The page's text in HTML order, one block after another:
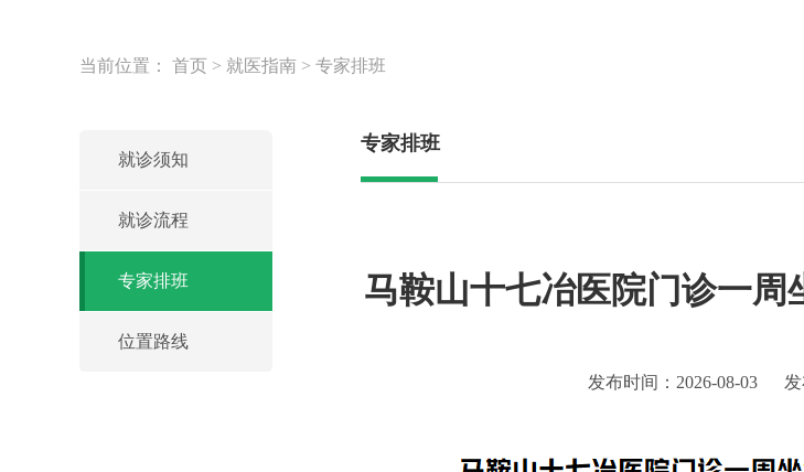
当前位置： 首页 > 就医指南 > 专家排班
就诊须知
就诊流程
专家排班
位置路线
专家排班
马鞍山十七冶医院门诊一
发布时间：2026-08-03